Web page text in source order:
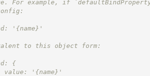
example, if
'{name}'
to this object form:
{
'{name}'